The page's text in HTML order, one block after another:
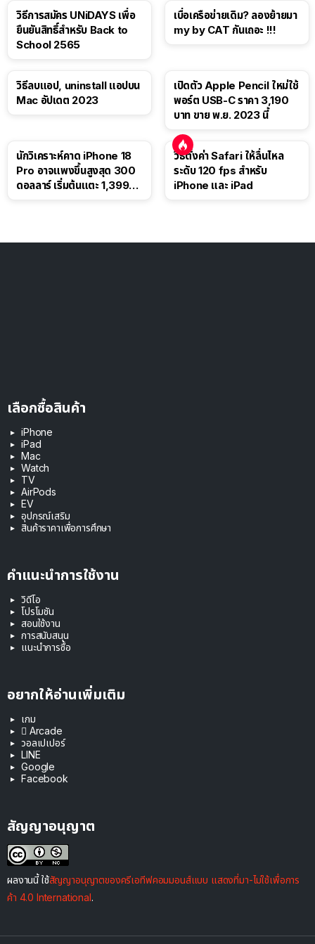
วิธีการสมัคร UNiDAYS เพื่อ
ยืนยันสิทธิ์สำหรับ Back to
School 2565
เบื่อเครือข่ายเดิม? ลองย้ายมา
my by CAT กันเถอะ !!!
วิธีลบแอป, uninstall แอปบน
Mac อัปเดต 2023
เปิดตัว Apple Pencil ใหม่ใช้
พอร์ต USB-C ราคา 3,190
บาท ขาย พ.ย. 2023 นี้
นักวิเคราะห์คาด iPhone 18
Pro อาจแพงขึ้นสูงสุด 300
ดอลลาร์ เริ่มต้นแตะ 1,399
วิธีตั้งค่า Safari ให้ลื่นไหล
ระดับ 120 fps สำหรับ
iPhone และ iPad
เลือกซื้อสินค้า
iPhone
iPad
Mac
Watch
TV
AirPods
EV
อุปกรณ์เสริม
สินค้าราคาเพื่อการศึกษา
คำแนะนำการใช้งาน
วิดีโอ
โปรโมชัน
สอนใช้งาน
การสนับสนุน
แนะนำการซื้อ
อยากให้อ่านเพิ่มเติม
เกม
 Arcade
วอลเปเปอร์
LINE
Google
Facebook
สัญญาอนุญาต
ผลงานนี้ ใช้สัญญาอนุญาตของครีเอทีฟคอมมอนส์แบบ แสดงที่มา-ไม่ใช้เพื่อการ
ค้า 4.0 International.